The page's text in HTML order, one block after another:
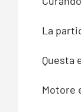
La
Questa
Motore